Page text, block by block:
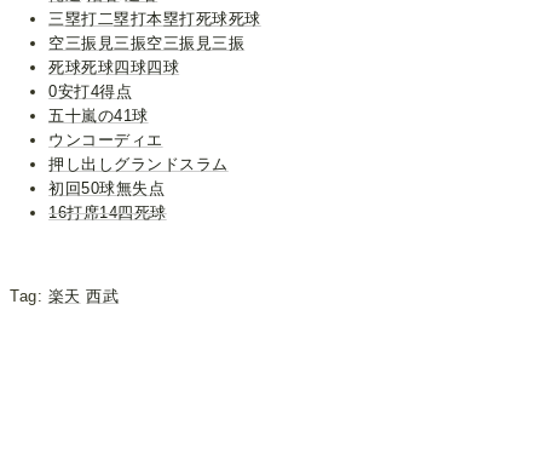
三塁打二塁打本塁打死球死球
空三振見三振空三振見三振
死球死球四球四球
0安打4得点
五十嵐の41球
ウンコーディエ
押し出しグランドスラム
初回50球無失点
16打席14四死球
Tag: 楽天 西武